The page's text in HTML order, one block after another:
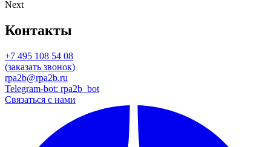
Next
Контакты
+7 495 108 54 08
(заказать звонок)
rpa2b@rpa2b.ru
Telegram-bot: rpa2b_bot
Связаться с нами